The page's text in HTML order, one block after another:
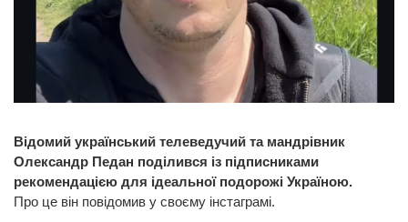
Відомий український телеведучий та мандрівник
Олександр Педан поділився із підписниками
рекомендацією для ідеальної подорожі Україною.
Про це він повідомив у своєму інстаграмі.